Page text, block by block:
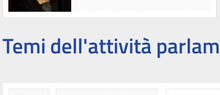
Temi dell'attività